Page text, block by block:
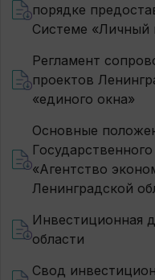
порядке
Системе «Личный
Регламент
проектов
«единого окна»
Основные
«Агентство
Ленинградской
Инвестиционная
области
Свод